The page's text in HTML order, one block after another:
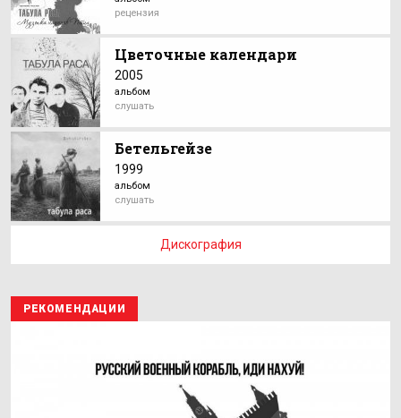
рецензия
Цветочные календари
2005
альбом
слушать
Бетельгейзе
1999
альбом
слушать
Дискография
РЕКОМЕНДАЦИИ